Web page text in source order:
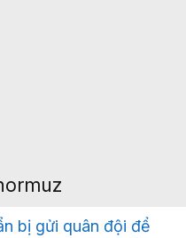
bị gửi quân đội để